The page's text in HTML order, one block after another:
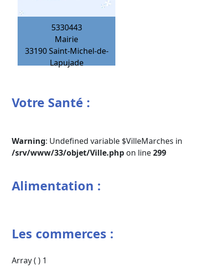
5330443
Mairie
33190 Saint-Michel-de-
Lapujade
Votre Santé :
Warning: Undefined variable $VilleMarches in
/srv/www/33/objet/Ville.php on line299
Alimentation :
Les commerces :
Array ( ) 1